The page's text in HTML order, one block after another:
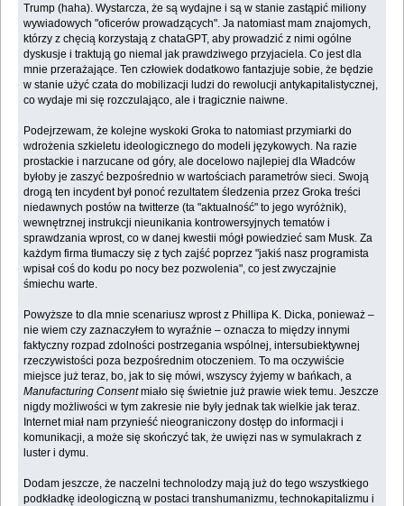
Trump (haha). Wystarcza, że są wydajne i są w stanie zastąpić miliony
wywiadowych "oficerów prowadzących". Ja natomiast mam znajomych,
którzy z chęcią korzystają z chataGPT, aby prowadzić z nimi ogólne
dyskusje i traktują go niemal jak prawdziwego przyjaciela. Co jest dla
mnie przerażające. Ten człowiek dodatkowo fantazjuje sobie, że będzie
w stanie użyć czata do mobilizacji ludzi do rewolucji antykapitalistycznej,
co wydaje mi się rozczulająco, ale i tragicznie naiwne.
Podejrzewam, że kolejne wyskoki Groka to natomiast przymiarki do
wdrożenia szkieletu ideologicznego do modeli językowych. Na razie
prostackie i narzucane od góry, ale docelowo najlepiej dla Władców
byłoby je zaszyć bezpośrednio w wartościach parametrów sieci. Swoją
drogą ten incydent był ponoć rezultatem śledzenia przez Groka treści
niedawnych postów na twitterze (ta "aktualność" to jego wyróżnik),
wewnętrznej instrukcji nieunikania kontrowersyjnych tematów i
sprawdzania wprost, co w danej kwestii mógł powiedzieć sam Musk. Za
każdym firma tłumaczy się z tych zajść poprzez "jakiś nasz programista
wpisał coś do kodu po nocy bez pozwolenia", co jest zwyczajnie
śmiechu warte.
Powyższe to dla mnie scenariusz wprost z Phillipa K. Dicka, ponieważ –
nie wiem czy zaznaczyłem to wyraźnie – oznacza to między innymi
faktyczny rozpad zdolności postrzegania wspólnej, intersubiektywnej
rzeczywistości poza bezpośrednim otoczeniem. To ma oczywiście
miejsce już teraz, bo, jak to się mówi, wszyscy żyjemy w bańkach, a
Manufacturing Consentmiało się świetnie już prawie wiek temu. Jeszcze
nigdy możliwości w tym zakresie nie były jednak tak wielkie jak teraz.
Internet miał nam przynieść nieograniczony dostęp do informacji i
komunikacji, a może się skończyć tak, że uwięzi nas w symulakrach z
luster i dymu.
Dodam jeszcze, że naczelni technolodzy mają już do tego wszystkiego
podkładkę ideologiczną w postaci transhumanizmu, technokapitalizmu i